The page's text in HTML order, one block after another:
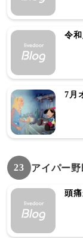
令
7月
23 アイパー
頭